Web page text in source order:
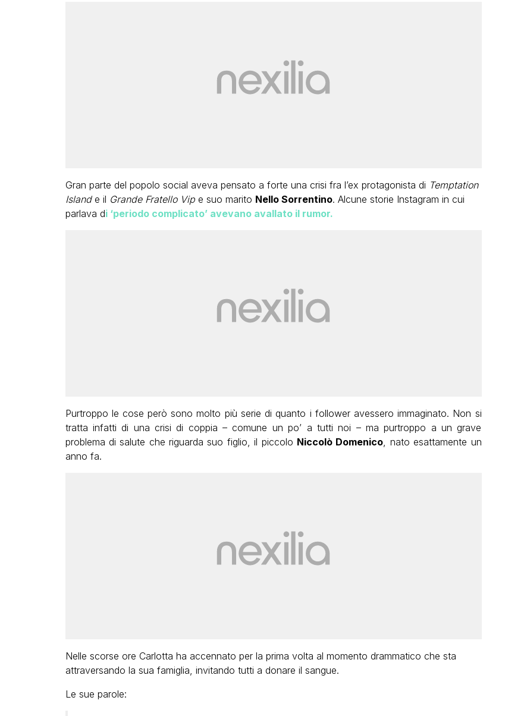
Gran parte del popolo social aveva pensato a forte una crisi fra l’ex protagonista di Temptation
Islande il Grande Fratello Vipe suo marito Nello Sorrentino. Alcune storie Instagram in cui
parlava di ‘periodo complicato’ avevano avallato il rumor.
Purtroppo le cose però sono molto più serie di quanto i follower avessero immaginato. Non si
tratta infatti di una crisi di coppia – comune un po’ a tutti noi – ma purtroppo a un grave
problema di salute che riguarda suo figlio, il piccolo Niccolò Domenico, nato esattamente un
anno fa.
Nelle scorse ore Carlotta ha accennato per la prima volta al momento drammatico che sta
attraversando la sua famiglia, invitando tutti a donare il sangue.
Le sue parole: